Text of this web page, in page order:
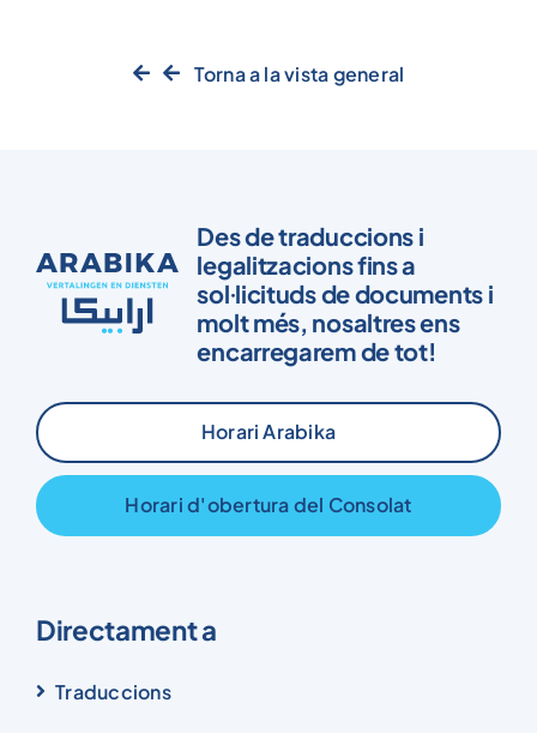
Torna a la vista general
Des de traduccions i
legalitzacions fins a
sol·licituds de documents i
molt més, nosaltres ens
encarregarem de tot!
Horari Arabika
Horari d'obertura del Consolat
Directament a
Traduccions